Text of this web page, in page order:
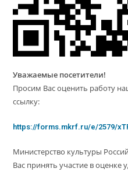
Уважаемые посетители!
Просим Вас оценить работу
ссылку:
https://forms.mkrf.ru/e/2579/
Министерство культуры
Вас принять участие в оценке